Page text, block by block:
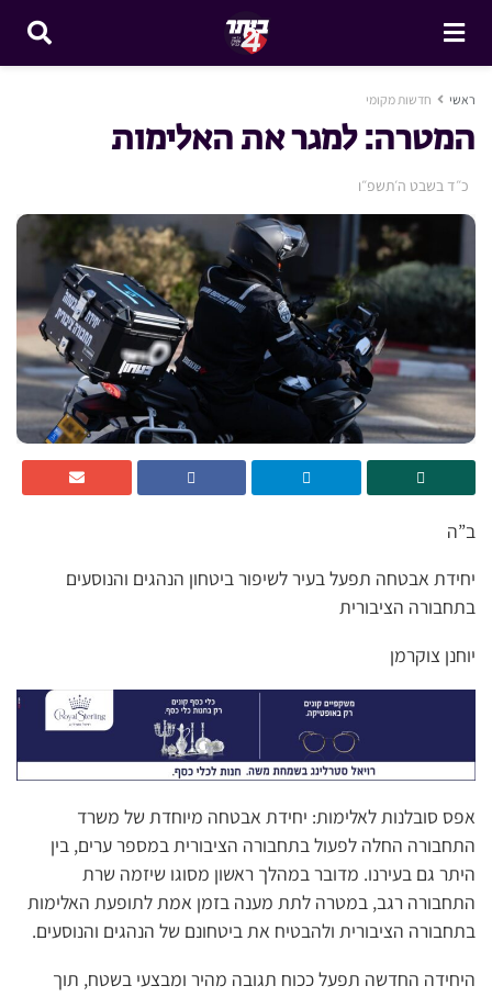
ראשי חדשות מקומי
המטרה: למגר את האלימות
כ״ד בשבט ה׳תשפ״ו
ב”ה
יחידת אבטחה תפעל בעיר לשיפור ביטחון הנהגים והנוסעים
בתחבורה הציבורית
יוחנן צוקרמן
אפס סובלנות לאלימות: יחידת אבטחה מיוחדת של משרד
התחבורה החלה לפעול בתחבורה הציבורית במספר ערים, בין
היתר גם בעירנו. מדובר במהלך ראשון מסוגו שיזמה שרת
התחבורה רגב, במטרה לתת מענה בזמן אמת לתופעת האלימות
בתחבורה הציבורית ולהבטיח את ביטחונם של הנהגים והנוסעים.
היחידה החדשה תפעל ככוח תגובה מהיר ומבצעי בשטח, תוך